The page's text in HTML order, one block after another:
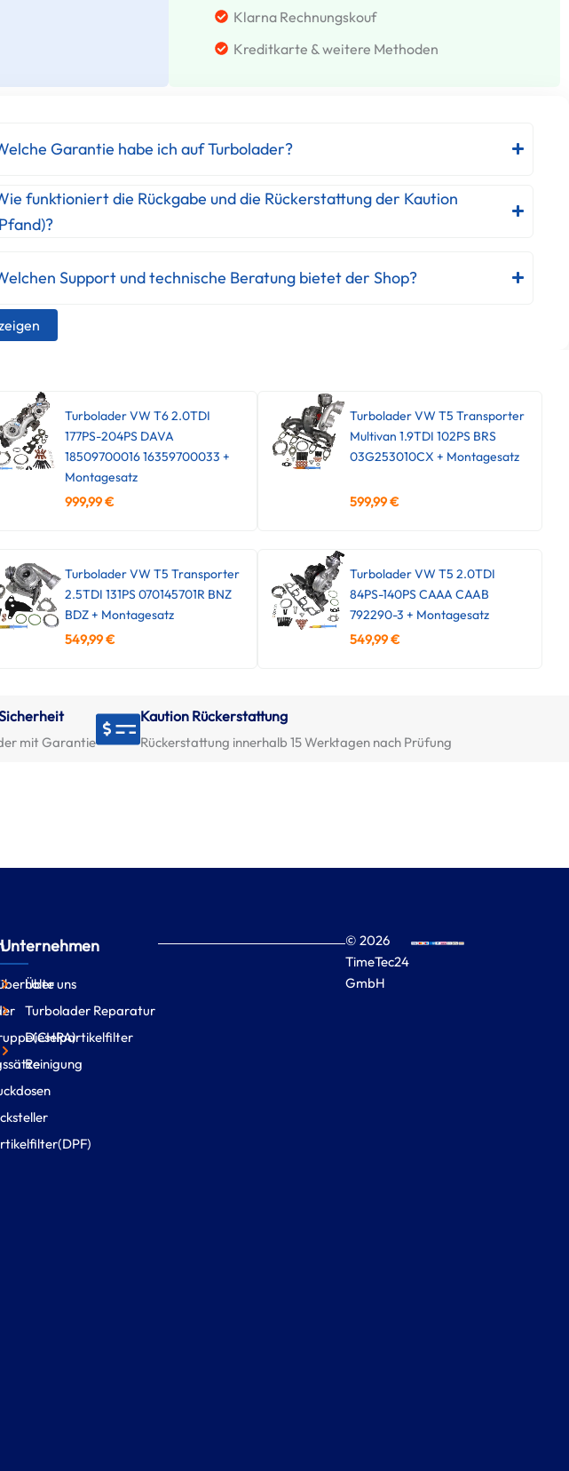
Klarna Rechnungskouf
Kreditkarte & weitere Methoden
Garantie habe ich auf Turbolader?
funktioniert die Rückgabe und die Rückerstattung der Kaution
Support und technische Beratung bietet der Shop?
Turbolader VW T6 2.0TDI
177PS-204PS DAVA
18509700016 16359700033 +
Montagesatz
999,99€
Turbolader VW T5 Transporter
Multivan 1.9TDI 102PS BRS
03G253010CX + Montagesatz
599,99€
Turbolader VW T5 Transporter
2.5TDI 131PS 070145701R BNZ
BDZ + Montagesatz
549,99€
Turbolader VW T5 2.0TDI
84PS-140PS CAAA CAAB
792290-3 + Montagesatz
549,99€
mit Garantie
Kaution Rückerstattung
Rückerstattung innerhalb 15 Werktagen nach Prüfung
Unternehmen
Über uns
Turbolader Reparatur
Dieselpartikelfilter
Reinigung
© 2026
TimeTec24
GmbH